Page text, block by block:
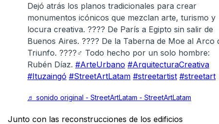
Dejó atrás los planos tradicionales para crear
monumentos icónicos que mezclan arte, turismo y
locura creativa. ????️ De París a Egipto sin salir de
Buenos Aires. ???? De la Taberna de Moe al Arco
Triunfo. ????‍♂️ Todo hecho por un solo hombre:
Rubén Díaz. #ArteUrbano #ArquitecturaCreativa
#Ituzaingó #StreetArtLatam #streetartist #streetart
♬ sonido original - StreetArtLatam - StreetArtLatam
Junto con las reconstrucciones de los edificios